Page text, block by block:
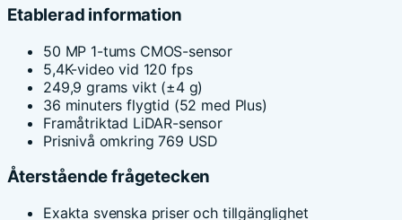
Etablerad information
50 MP 1-tums CMOS-sensor
5,4K-video vid 120 fps
249,9 grams vikt (±4 g)
36 minuters flygtid (52 med Plus)
Framåtriktad LiDAR-sensor
Prisnivå omkring 769 USD
Återstående frågetecken
Exakta svenska priser och tillgänglighet